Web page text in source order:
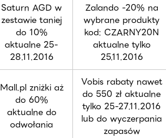
Saturn AGD w
zestawie taniej
do 10%
aktualne 25-
28.11.2016
Zalando -20% na
wybrane produkty
kod: CZARNY20N
aktualne tylko
25.11.2016
Mall.pl zniżki aż
do 60%
aktualne do
odwołania
Vobis rabaty nawet
do 550 zł aktualne
tylko 25-27.11.2016
lub do wyczerpania
zapasów